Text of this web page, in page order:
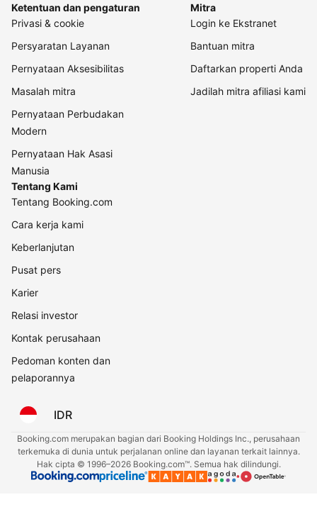
Ketentuan dan pengaturan
Privasi & cookie
Persyaratan Layanan
Pernyataan Aksesibilitas
Masalah mitra
Pernyataan Perbudakan
Modern
Pernyataan Hak Asasi
Manusia
Mitra
Login ke Ekstranet
Bantuan mitra
Daftarkan properti Anda
Jadilah mitra afiliasi kami
Tentang Kami
Tentang Booking.com
Cara kerja kami
Keberlanjutan
Pusat pers
Karier
Relasi investor
Kontak perusahaan
Pedoman konten dan
pelaporannya
IDR
Booking.com merupakan bagian dari Booking Holdings Inc., perusahaan
terkemuka di dunia untuk perjalanan online dan layanan terkait lainnya.
Hak cipta © 1996–2026 Booking.com™. Semua hak dilindungi.